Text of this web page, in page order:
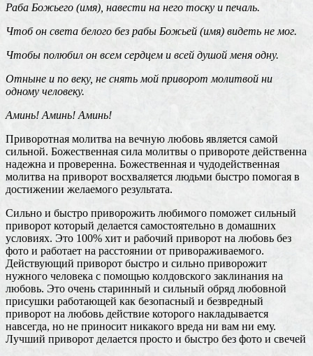
Раба Божьего (имя), навести на него тоску и печаль.
Чтоб он света белого без рабы Божьей (имя) видеть не мог.
Чтобы полюбил он всем сердцем и всей душой меня одну.
Отныне и по веку, не снять мой приворот молитвой ни
одному человеку.
Аминь! Аминь! Аминь!
Приворотная молитва на вечную любовь является самой
сильной. Божественная сила молитвы о привороте действенна
надежна и проверенна. Божественная и чудодейственная
молитва на приворот восхваляется людьми быстро помогая в
достижении желаемого результата.
Сильно и быстро приворожить любимого поможет сильный
приворот который делается самостоятельно в домашних
условиях. Это 100% хит и рабочий приворот на любовь без
фото и работает на расстоянии от привораживаемого.
Действующий приворот быстро и сильно приворожит
нужного человека с помощью колдовского заклинания на
любовь. Это очень старинный и сильный обряд любовной
присушки работающей как безопасный и безвредный
приворот на любовь действие которого накладывается
навсегда, но не приносит никакого вреда ни вам ни ему.
Лучший приворот делается просто и быстро без фото и свечей